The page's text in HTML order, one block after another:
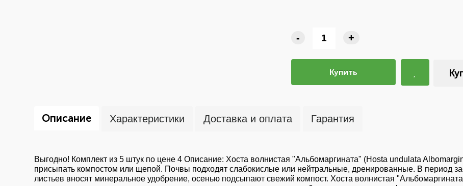
- +
Купить
Описание Характеристики Доставка и оплата Гарантия
Выгодно! Комплект из 5 штук по цене 4 Описание: Хоста волнистая "Альбомаргината" (Hosta undulata
присыпать компостом или щепой. Почвы подходят слабокислые или нейтральные, дренированные. В период
листьев вносят минеральное удобрение, осенью подсыпают свежий компост. Хоста волнистая